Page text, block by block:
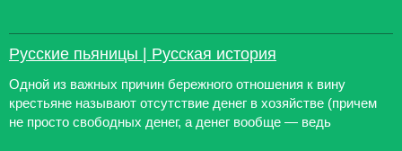
Русские пьяницы | Русская история
Одной из важных причин бережного отношения к вину
крестьяне называют отсутствие денег в хозяйстве (причем
не просто свободных денег, а денег вообще — ведь